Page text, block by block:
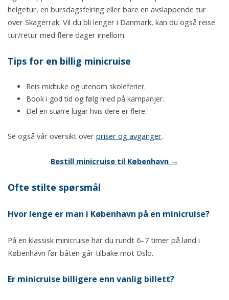
helgetur, en bursdagsfeiring eller bare en avslappende tur
over Skagerrak. Vil du bli lenger i Danmark, kan du også reise
tur/retur med flere dager imellom.
Tips for en billig minicruise
Reis midtuke og utenom skoleferier.
Book i god tid og følg med på kampanjer.
Del en større lugar hvis dere er flere.
Se også vår oversikt over priser og avganger.
Bestill minicruise til København →
Ofte stilte spørsmål
Hvor lenge er man i København på en minicruise?
På en klassisk minicruise har du rundt 6–7 timer på land i
København før båten går tilbake mot Oslo.
Er minicruise billigere enn vanlig billett?